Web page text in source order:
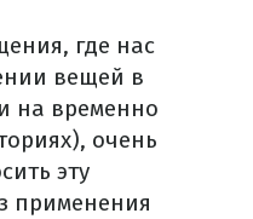
где нас
вещей в
на временно
очень
эту
применения